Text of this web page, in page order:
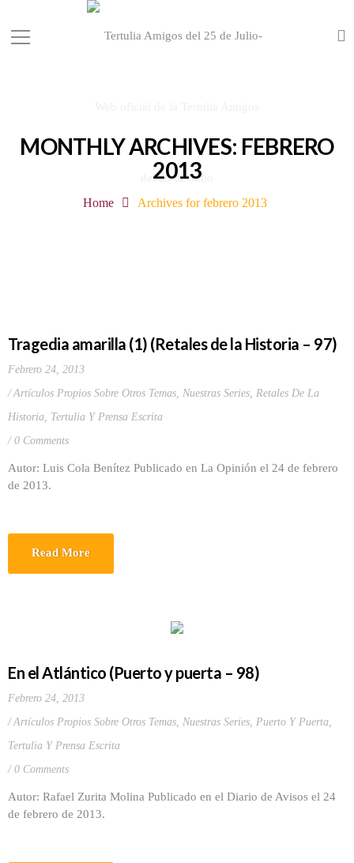
MONTHLY ARCHIVES: FEBRERO
2013
Home Archives for febrero 2013
Tragedia amarilla (1) (Retales de la Historia – 97)
Febrero 24, 2013
Artículos Propios Sobre Otros Temas, Nuestras Series, Retales De La
Historia, Tertulia Y Prensa Escrita
0 Comments
Autor: Luis Cola Benítez Publicado en La Opinión el 24 de febrero
de 2013.
Read More
En el Atlántico (Puerto y puerta – 98)
Febrero 24, 2013
Artículos Propios Sobre Otros Temas, Nuestras Series, Puerto Y Puerta,
Tertulia Y Prensa Escrita
0 Comments
Autor: Rafael Zurita Molina Publicado en el Diario de Avisos el 24
de febrero de 2013.